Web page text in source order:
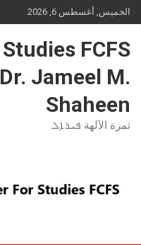
Skip
to
الخميس, أغسطس 6, 2026
FCFS
Jameel M.
Shaheen
ثمرة الآلهة ܦܝܪܐܠ